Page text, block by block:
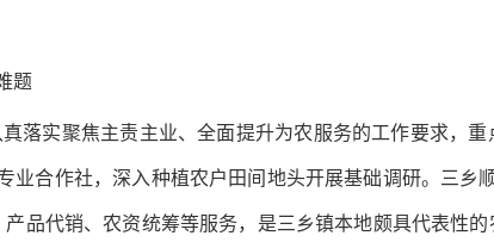
题
实聚焦主责主业、全面提升为农服务的工作要求，重
合作社，深入种植农户田间地头开展基础调研。三乡
产品代销、农资统筹等服务，是三乡镇本地颇具代表性